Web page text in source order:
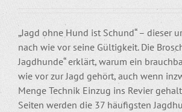
„Jagd ohne Hund ist Schund“ – dieser
nach wie vor seine Gültigkeit. Die
Jagdhunde“ erklärt, warum ein
wie vor zur Jagd gehört, auch wenn
Menge Technik Einzug ins Revier
Seiten werden die 37 häufigsten